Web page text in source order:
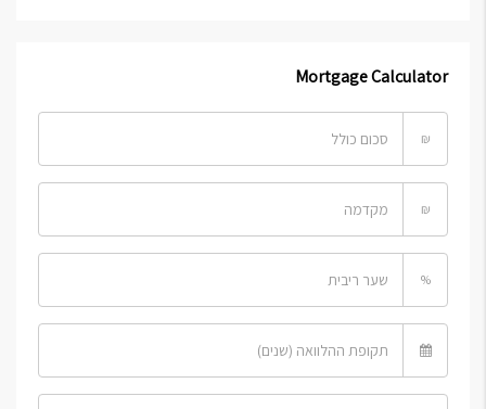
Mortgage Calculator
₪
₪
%